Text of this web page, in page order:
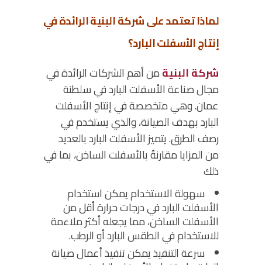
لماذا تعتمد على شركة البنية الرائدة في
إنتاج الأسفلت البارد؟
شركة البنيةمن أهم الشركات الرائدة في
مجال صناعة الأسفلت البارد في سلطنة
عمان. وهي متخصصة في إنتاج الأسفلت
البارد بهدف الصيانة، والذي يستخدم في
رصف الطرق. يتميز الأسفلت البارد بالعديد
من المزايا مقارنةً بالأسفلت الساخن، بما في
ذلك
سهولة الاستخداميمكن استخدام
الأسفلت البارد في درجات حرارة أقل من
الأسفلت الساخن، مما يجعله أكثر ملاءمة
للاستخدام في الطقس البارد أو الرطب.
سرعة التنفيذيمكن تنفيذ أعمال صيانة